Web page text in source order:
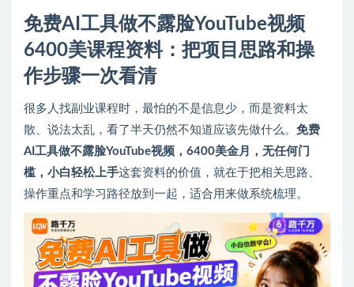
免费AI工具做不露脸YouTube视频
6400美课程资料：把项目思路和操
作步骤一次看清
很多人找副业课程时，最怕的不是信息少，而是资料太
散、说法太乱，看了半天仍然不知道应该先做什么。 免费
AI工具做不露脸YouTube视频，6400美金月，无任何门
槛，小白轻松上手这套资料的价值，就在于把相关思路、
操作重点和学习路径放到一起，适合用来做系统梳理。